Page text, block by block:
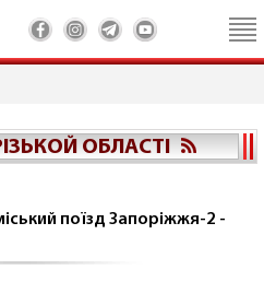
ОБЛАСТІ
поїзд Запоріжжя-2 -